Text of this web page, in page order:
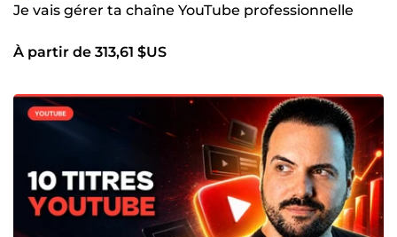
Je vais gérer ta chaîne YouTube professionnelle
À partir de 313,61 $US